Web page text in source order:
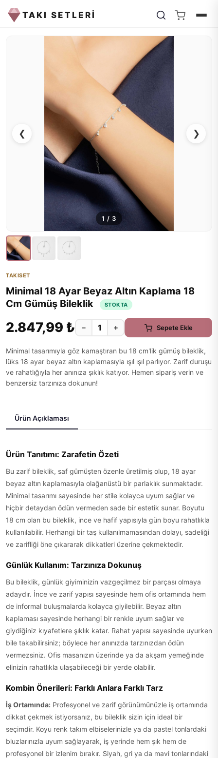
TAKI SETLERİ
❮ ❯
1 / 3
TAKISET
Minimal 18 Ayar Beyaz Altın Kaplama 18
Cm Gümüş Bileklik
STOKTA
2.847,99 ₺ − + Sepete Ekle
Minimal tasarımıyla göz kamaştıran bu 18 cm'lik gümüş bileklik,
lüks 18 ayar beyaz altın kaplamasıyla ışıl ışıl parlıyor. Zarif duruşu
ve rahatlığıyla her anınıza şıklık katıyor. Hemen sipariş verin ve
benzersiz tarzınıza dokunun!
Ürün Açıklaması
Ürün Tanıtımı: Zarafetin Özeti
Bu zarif bileklik, saf gümüşten özenle üretilmiş olup, 18 ayar
beyaz altın kaplamasıyla olağanüstü bir parlaklık sunmaktadır.
Minimal tasarımı sayesinde her stile kolayca uyum sağlar ve
hiçbir detaydan ödün vermeden sade bir estetik sunar. Boyutu
18 cm olan bu bileklik, ince ve hafif yapısıyla gün boyu rahatlıkla
kullanılabilir. Herhangi bir taş kullanılmamasından dolayı, sadeliği
ve zarifliği öne çıkararak dikkatleri üzerine çekmektedir.
Günlük Kullanım: Tarzınıza Dokunuş
Bu bileklik, günlük giyiminizin vazgeçilmez bir parçası olmaya
adaydır. İnce ve zarif yapısı sayesinde hem ofis ortamında hem
de informal buluşmalarda kolayca giyilebilir. Beyaz altın
kaplaması sayesinde herhangi bir renkle uyum sağlar ve
giydiğiniz kıyafetlere şıklık katar. Rahat yapısı sayesinde uyurken
bile takabilirsiniz; böylece her anınızda tarzınızdan ödün
vermezsiniz. Ofis masanızın üzerinde ya da akşam yemeğinde
elinizin rahatlıkla ulaşabileceği bir yerde olabilir.
Kombin Önerileri: Farklı Anlara Farklı Tarz
İş Ortamında: Profesyonel ve zarif görünümünüzle iş ortamında
dikkat çekmek istiyorsanız, bu bileklik sizin için ideal bir
seçimdir. Koyu renk takım elbiselerinizle ya da pastel tonlardaki
bluzlarınızla uyum sağlayarak, iş yerinde hem şık hem de
profesyonel bir izlenim bırakır. Siyah, gri ya da mavi tonlarındaki